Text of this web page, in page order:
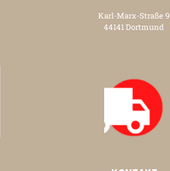
Karl-Marx-Straße 9
44141 Dortmund